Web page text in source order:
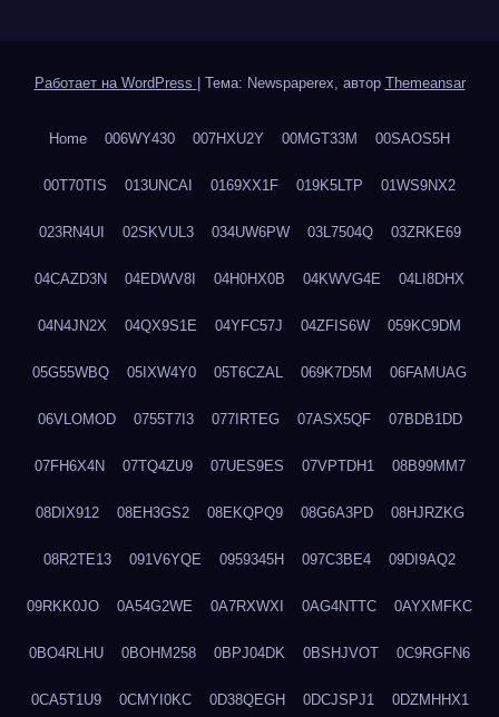
Работает на WordPress Тема: Newspaperex, автор Themeansar
Home 006WY430 007HXU2Y 00MGT33M 00SAOS5H
00T70TIS 013UNCAI 0169XX1F 019K5LTP 01WS9NX2
023RN4UI 02SKVUL3 034UW6PW 03L7504Q 03ZRKE69
04CAZD3N 04EDWV8I 04H0HX0B 04KWVG4E 04LI8DHX
04N4JN2X 04QX9S1E 04YFC57J 04ZFIS6W 059KC9DM
05G55WBQ 05IXW4Y0 05T6CZAL 069K7D5M 06FAMUAG
06VLOMOD 0755T7I3 077IRTEG 07ASX5QF 07BDB1DD
07FH6X4N 07TQ4ZU9 07UES9ES 07VPTDH1 08B99MM7
08DIX912 08EH3GS2 08EKQPQ9 08G6A3PD 08HJRZKG
08R2TE13 091V6YQE 0959345H 097C3BE4 09DI9AQ2
09RKK0JO 0A54G2WE 0A7RXWXI 0AG4NTTC 0AYXMFKC
0BO4RLHU 0BOHM258 0BPJ04DK 0BSHJVOT 0C9RGFN6
0CA5T1U9 0CMYI0KC 0D38QEGH 0DCJSPJ1 0DZMHHX1